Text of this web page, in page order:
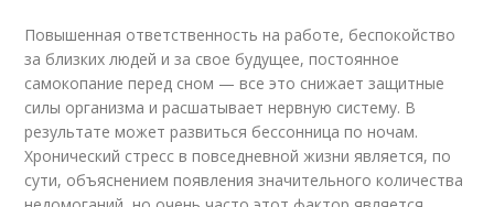
Повышенная ответственность на работе, беспокойство
за близких людей и за свое будущее, постоянное
самокопание перед сном — все это снижает защитные
силы организма и расшатывает нервную систему. В
результате может развиться бессонница по ночам.
Хронический стресс в повседневной жизни является, по
сути, объяснением появления значительного количества